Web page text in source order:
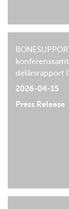
delårsrapport
2026-04-15
Press Release